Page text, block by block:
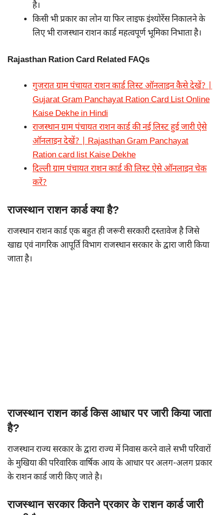
है।
किसी भी प्रकार का लोन या फिर लाइफ इंश्योरेंस निकालने के
लिए भी राजस्थान राशन कार्ड महत्वपूर्ण भूमिका निभाता है।
Rajasthan Ration Card Related FAQs
गुजरात ग्राम पंचायत राशन कार्ड लिस्ट ऑनलाइन कैसे देखें? |
Gujarat Gram Panchayat Ration Card List Online
Kaise Dekhe in Hindi
राजस्थान ग्राम पंचायत राशन कार्ड की नई लिस्ट हुई जारी ऐसे
ऑनलाइन देखें? | Rajasthan Gram Panchayat
Ration card list Kaise Dekhe
दिल्ली ग्राम पंचायत राशन कार्ड की लिस्ट ऐसे ऑनलाइन चेक
करें?
राजस्थान राशन कार्ड क्या है?
राजस्थान राशन कार्ड एक बहुत ही जरूरी सरकारी दस्तावेज है जिसे
खाद्य एवं नागरिक आपूर्ति विभाग राजस्थान सरकार के द्वारा जारी किया
जाता है।
राजस्थान राशन कार्ड किस आधार पर जारी किया जाता
है?
राजस्थान राज्य सरकार के द्वारा राज्य में निवास करने वाले सभी परिवारों
के मुखिया की परिवारिक वार्षिक आय के आधार पर अलग-अलग प्रकार
के राशन कार्ड जारी किए जाते है।
राजस्थान सरकार कितने प्रकार के राशन कार्ड जारी